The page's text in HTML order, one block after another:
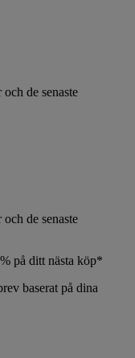
de senaste
de senaste
på ditt nästa köp*
baserat på dina